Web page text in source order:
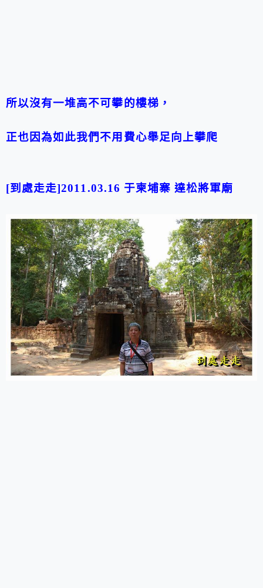
所以沒有一堆高不可攀的樓梯，
正也因為如此我們不用費心舉足向上攀爬
[到處走走]2011.03.16 于柬埔寨 達松將軍廟